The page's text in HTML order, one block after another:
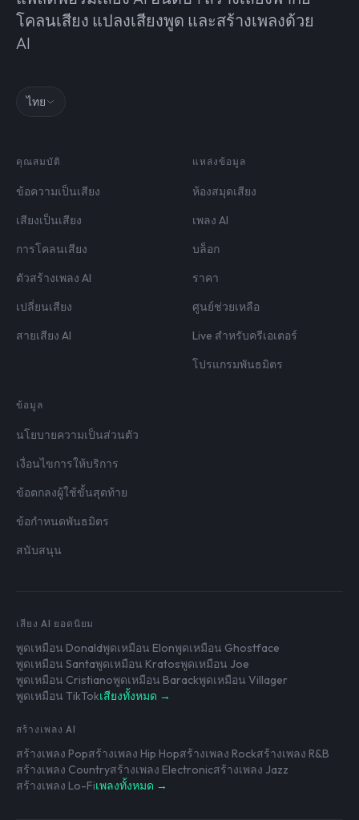
โคลนเสียง แปลงเสียงพูด และสร้างเพลงด้วย
AI
ไทย
คุณสมบัติ
ข้อความเป็นเสียง
เสียงเป็นเสียง
การโคลนเสียง
ตัวสร้างเพลง AI
เปลี่ยนเสียง
สายเสียง AI
แหล่งข้อมูล
ห้องสมุดเสียง
เพลง AI
บล็อก
ราคา
ศูนย์ช่วยเหลือ
Live สำหรับครีเอเตอร์
โปรแกรมพันธมิตร
ข้อมูล
นโยบายความเป็นส่วนตัว
เงื่อนไขการให้บริการ
ข้อตกลงผู้ใช้ขั้นสุดท้าย
ข้อกำหนดพันธมิตร
สนับสนุน
เสียง AI ยอดนิยม
พูดเหมือน Donaldพูดเหมือน Elonพูดเหมือน Ghostface
พูดเหมือน Santaพูดเหมือน Kratosพูดเหมือน Joe
พูดเหมือน Cristianoพูดเหมือน Barackพูดเหมือน Villager
พูดเหมือน TikTokเสียงทั้งหมด →
สร้างเพลง AI
สร้างเพลง Popสร้างเพลง Hip Hopสร้างเพลง Rockสร้างเพลง R&B
สร้างเพลง Countryสร้างเพลง Electronicสร้างเพลง Jazz
สร้างเพลง Lo-Fiเพลงทั้งหมด →